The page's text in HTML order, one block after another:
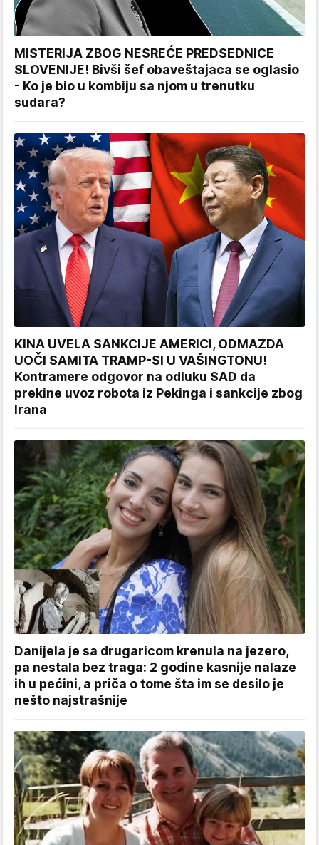
MISTERIJA ZBOG NESREĆE PREDSEDNICE
SLOVENIJE! Bivši šef obaveštajaca se oglasio
- Ko je bio u kombiju sa njom u trenutku
sudara?
KINA UVELA SANKCIJE AMERICI, ODMAZDA
UOČI SAMITA TRAMP-SI U VAŠINGTONU!
Kontramere odgovor na odluku SAD da
prekine uvoz robota iz Pekinga i sankcije zbog
Irana
Danijela je sa drugaricom krenula na jezero,
pa nestala bez traga: 2 godine kasnije nalaze
ih u pećini, a priča o tome šta im se desilo je
nešto najstrašnije